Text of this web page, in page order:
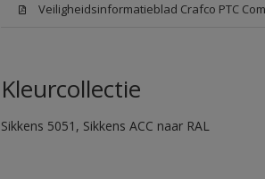
Veiligheidsinformatieblad Crafco PTC
Kleurcollectie
Sikkens 5051, Sikkens ACC naar RAL